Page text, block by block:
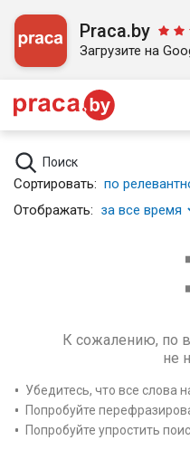
Praca.by
Загрузите на
Поиск
Сортировать: по
Отображать: за все время
К сожалению, по
не
Убедитесь, что все слова
Попробуйте
Попробуйте упростить